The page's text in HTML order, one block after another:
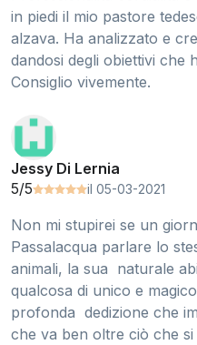
in piedi il mio pastore
alzava. Ha analizzato e
dandosi degli obiettivi che
Consiglio vivemente.
Jessy Di Lernia
5/5
il 05-03-2021
Non mi stupirei se un
Passalacqua parlare lo
animali, la sua naturale
qualcosa di unico e
profonda dedizione che
che va ben oltre ciò che